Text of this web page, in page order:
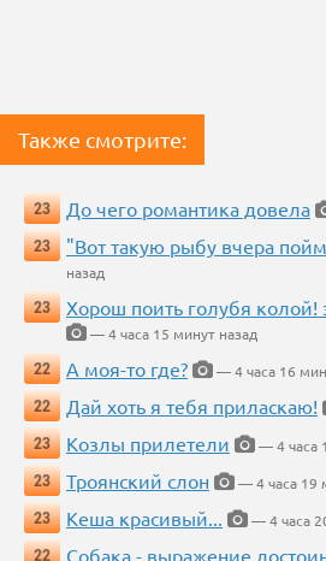
Также смотрите:
23 До чего романтика довела
23
"Вот такую рыбу вчера
назад
23
Хорош поить голубя
— 4 часа 15 минут назад
22
А моя-то где?
— 4 часа 16
22
Дай хоть я тебя приласкаю!
23
Козлы прилетели
— 4 часа
23
Троянский слон
— 4 часа 19
23
Кеша красивый...
— 4 часа
22
Собака - выражение